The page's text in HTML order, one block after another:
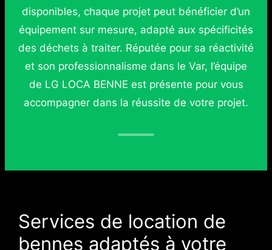
disponibles, chaque projet peut bénéficier d’un
équipement sur mesure, adapté aux spécificités
des déchets à traiter. Réputée pour sa réactivité
et son professionnalisme dans le Var, l’équipe
de LG LOCA BENNE est présente pour vous
accompagner dans la réussite de votre projet.
Services de location de
bennes adaptés à votre